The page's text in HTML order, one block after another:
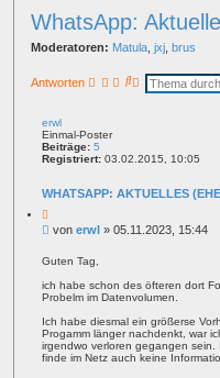
WhatsApp:
Moderatoren: Matula jxj brus
Antworten
S
e
e
u
c
erwl
Einmal-Poster
Beiträge: 5
Registriert: 03.02.2015, 10:05
WHATSAPP: AKTUELLES
i
t
t
B
i
r
a
g
von erwl » 05.11.2023, 15:44
Guten Tag,
ich habe schon des öfteren dort
Probelm im Datenvolumen.
Ich habe diesmal ein größerse
Progamm länger nachdenkt, war
irgendwo verloren gegangen
finde im Netz auch keine